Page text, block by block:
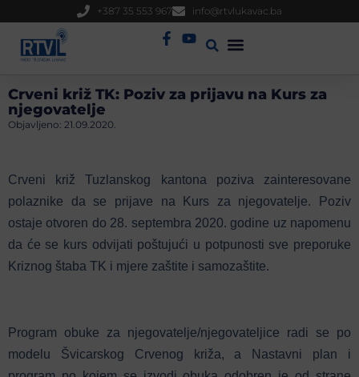
+387 35 553 967 info@rtvlukavac.ba
Crveni križ TK: Poziv za prijavu na Kurs za
njegovatelje
Objavljeno: 21.09.2020.
Crveni križ Tuzlanskog kantona poziva zainteresovane
polaznike da se prijave na Kurs za njegovatelje. Poziv
ostaje otvoren do 28. septembra 2020. godine uz napomenu
da će se kurs odvijati poštujući u potpunosti sve preporuke
Kriznog štaba TK i mjere zaštite i samozaštite.
Program obuke za njegovatelje/njegovateljice radi se po
modelu Švicarskog Crvenog križa, a Nastavni plan i